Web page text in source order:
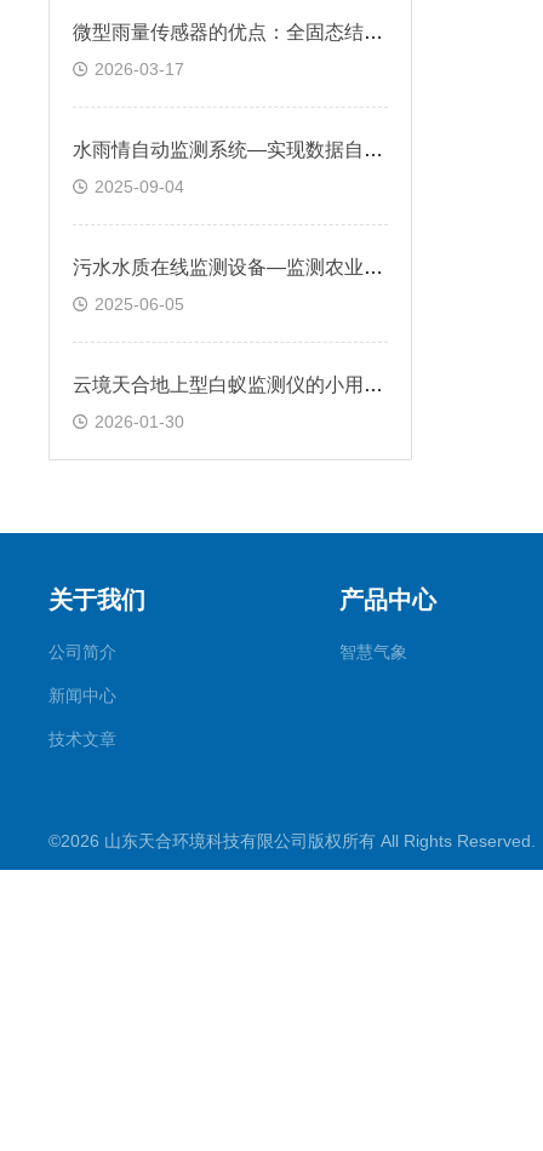
微型雨量传感器的优点：全固态结构，无外露机械部件，减少维护需求
2026-03-17
水雨情自动监测系统—实现数据自动传输和处理，24小时不间断监测水雨情变化
2025-09-04
污水水质在线监测设备—监测农业灌溉水的质量，确保灌溉用水安全
2025-06-05
云境天合地上型白蚁监测仪的小用途：监测白蚁活动，避免结构性损坏
2026-01-30
关于我们
公司简介
新闻中心
技术文章
产品中心
智慧气象
©2026 山东天合环境科技有限公司版权所有 All Rights